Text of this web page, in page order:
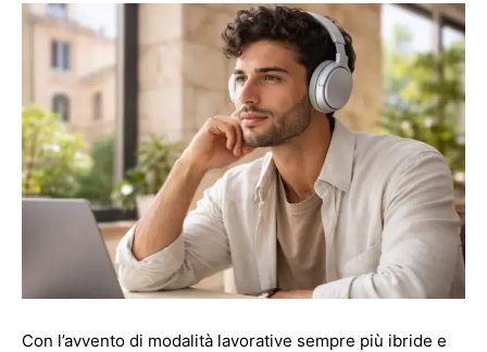
Con l’avvento di modalità lavorative sempre più ibride e